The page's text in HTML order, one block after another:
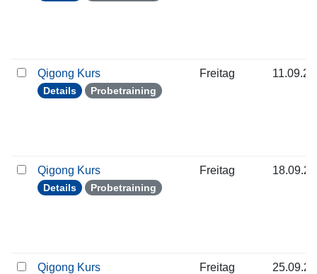
Qigong Kurs
Details Probetraining
Freitag
Qigong Kurs
Details Probetraining
Freitag
Qigong Kurs Freitag